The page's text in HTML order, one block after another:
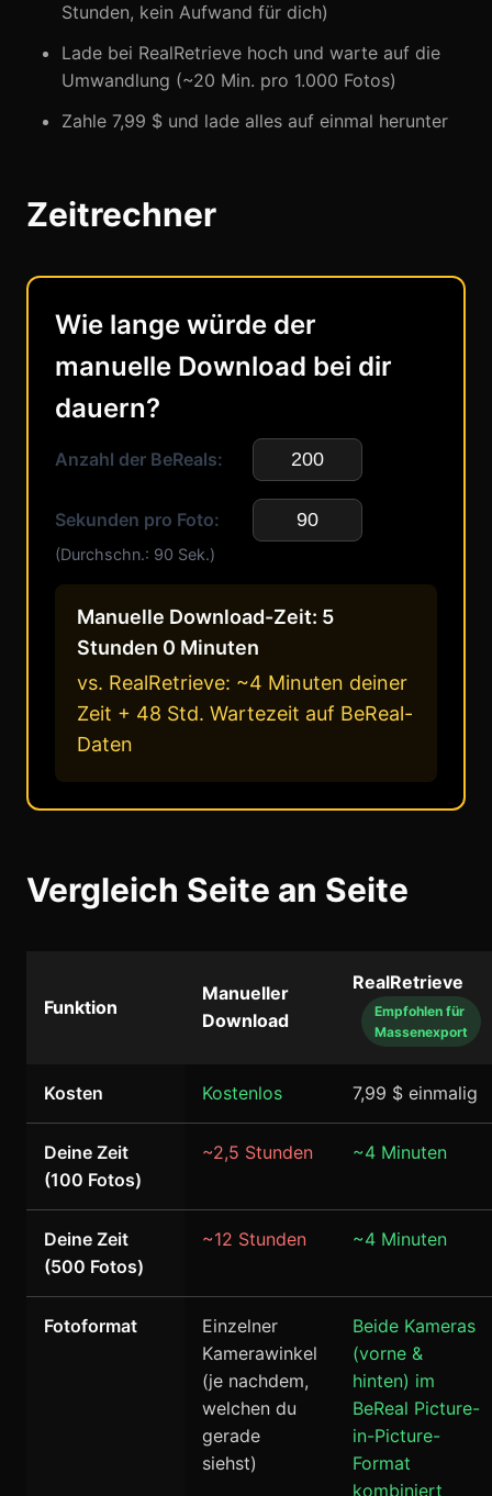
Stunden, kein Aufwand für dich)
Lade bei RealRetrieve hoch und warte auf die
Umwandlung (~20 Min. pro 1.000 Fotos)
Zahle 7,99 $ und lade alles auf einmal herunter
Zeitrechner
Wie lange würde der
manuelle Download bei dir
dauern?
Anzahl der BeReals:
Sekunden pro Foto:
(Durchschn.: 90 Sek.)
Manuelle Download-Zeit: 5
Stunden 0 Minuten
vs. RealRetrieve: ~4 Minuten deiner
Zeit + 48 Std. Wartezeit auf BeReal-
Daten
Vergleich Seite an Seite
Funktion
Manueller
Download
RealRetrieve
Empfohlen für
Massenexport
Kosten Kostenlos 7,99 $ einmalig
Deine Zeit
(100 Fotos)
~2,5 Stunden ~4 Minuten
Deine Zeit
(500 Fotos)
~12 Stunden ~4 Minuten
Fotoformat
Einzelner
Kamerawinkel
(je nachdem,
welchen du
gerade
siehst)
Beide Kameras
(vorne &
hinten) im
BeReal Picture-
in-Picture-
Format
kombiniert